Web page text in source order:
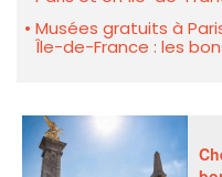
Musées gratuits à
Île-de-France : les